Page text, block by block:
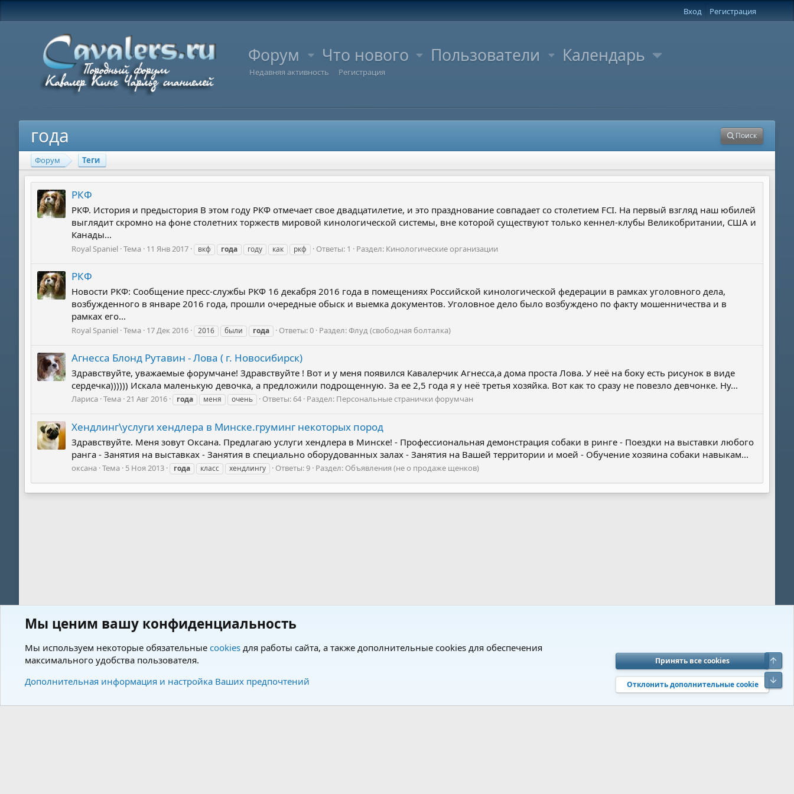
Вход Регистрация
Форум Что нового Пользователи Календарь
Недавняя активность Регистрация
года Поиск
Форум Теги
РКФ
РКФ. История и предыстория В этом году РКФ отмечает свое двадцатилетие, и это празднование совпадает со столетием FCI. На первый взгляд наш юбилей
выглядит скромно на фоне столетних торжеств мировой кинологической системы, вне которой существуют только кеннел-клубы Великобритании, США и
Канады...
Royal Spaniel Тема 11 Янв 2017 вкф года году как ркф Ответы: 1 Раздел: Кинологические организации
РКФ
Новости РКФ: Сообщение пресс-службы РКФ 16 декабря 2016 года в помещениях Российской кинологической федерации в рамках уголовного дела,
возбужденного в январе 2016 года, прошли очередные обыск и выемка документов. Уголовное дело было возбуждено по факту мошенничества и в
рамках его...
Royal Spaniel Тема 17 Дек 2016 2016 были года Ответы: 0 Раздел:Флуд (свободная болталка)
Агнесса Блонд Рутавин - Лова ( г. Новосибирск)
Здравствуйте, уважаемые форумчане! Здравствуйте ! Вот и у меня появился Кавалерчик Агнесса,а дома проста Лова. У неё на боку есть рисунок в виде
сердечка)))))) Искала маленькую девочка, а предложили подрощенную. За ее 2,5 года я у неё третья хозяйка. Вот как то сразу не повезло девчонке. Ну...
Лариса Тема 21 Авг 2016 года меня очень Ответы: 64 Раздел: Персональные странички форумчан
Хендлинг\услуги хендлера в Минске.груминг некоторых пород
Здравствуйте. Меня зовут Оксана. Предлагаю услуги хендлера в Минске! - Профессиональная демонстрация собаки в ринге - Поездки на выставки любого
ранга - Занятия на выставках - Занятия в специально оборудованных залах - Занятия на Вашей территории и моей - Обучение хозяина собаки навыкам...
оксана Тема 5 Ноя 2013 года класс хендлингу Ответы: 9 Раздел: Объявления (не о продаже щенков)
Политика конфиденциальности Помощь
R
S
Мы ценим вашу конфиденциальность
Мы используем некоторые обязательные cookies для работы сайта, а также дополнительные cookies для обеспечения
максимального удобства пользователя.
Дополнительная информация и настройка Ваших предпочтений
Принять все cookies
Отклонить дополнительные cookie